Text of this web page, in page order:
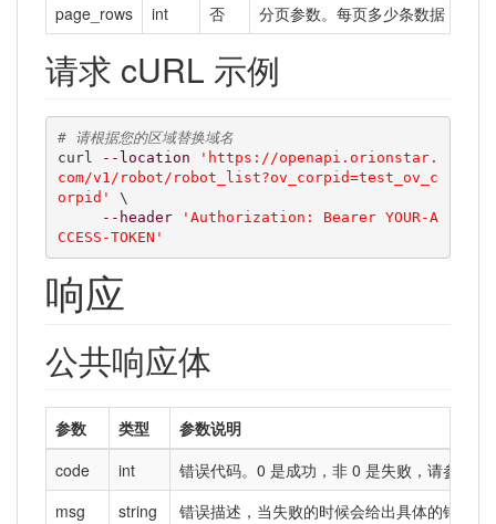
page_rows
int 否 分页参数。每页多少条数据，默
请求 cURL 示例
# 请根据您的区域替换域名
curl
--location
'https://openapi.orionstar.
com/v1/robot/robot_list?ov_corpid=test_ov_c
orpid'
\
--header
'Authorization: Bearer YOUR-A
CCESS-TOKEN'
响应
公共响应体
参数 类型
参数说明
code
int 错误代码。0 是成功，非 0 是失败，请参考
msg
string
错误描述，当失败的时候会给出具体的错误描